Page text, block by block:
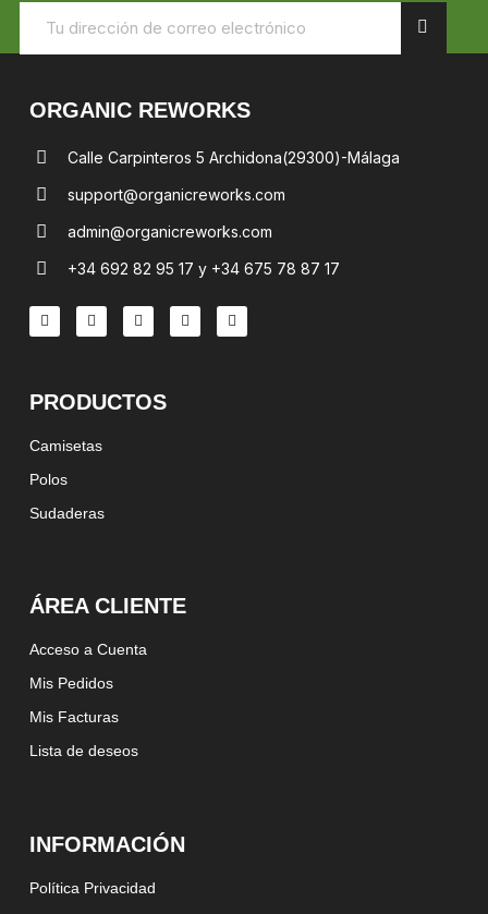
ORGANIC REWORKS
Calle Carpinteros 5 Archidona(29300)-Málaga
support@organicreworks.com
admin@organicreworks.com
+34 692 82 95 17 y +34 675 78 87 17
PRODUCTOS
Camisetas
Polos
Sudaderas
ÁREA CLIENTE
Acceso a Cuenta
Mis Pedidos
Mis Facturas
Lista de deseos
INFORMACIÓN
Política Privacidad